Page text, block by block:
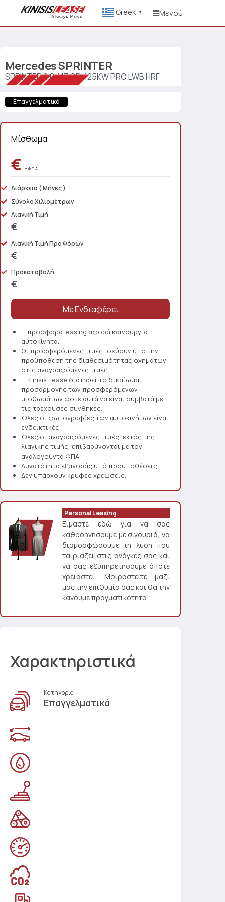
Greek ▼ Μενού
MercedesSPRINTER
SPRINTER 2.0 417 CDI 125KW PRO LWB HRF
Επαγγελματικά
Μίσθωμα
€ + Φ.Π.Α.
Διάρκεια ( Μήνες )
Σύνολο Χιλιομέτρων
Λιανική Τιμή
€
Λιανική Τιμή Προ Φόρων
€
Προκαταβολή
€
Η προσφορά leasing αφορά καινούργια
αυτοκίνητα.
Οι προσφερόμενες τιμές ισχύουν υπό την
προϋπόθεση της διαθεσιμότητας οχημάτων
στις αναγραφόμενες τιμές
Η Kinisis Lease διατηρεί το δικαίωμα
προσαρμογής των προσφερόμενων
μισθωμάτων ώστε αυτά να είναι συμβατά με
τις τρέχουσες συνθήκες.
Όλες οι φωτογραφίες των αυτοκινήτων είναι
ενδεικτικές.
Όλες οι αναγραφόμενες τιμές, εκτός της
λιανικής τιμής, επιβαρύνονται με τον
αναλογούντα ΦΠΑ.
Δυνατότητα εξαγοράς υπό προϋποθέσεις
Δεν υπάρχουν κρυφές χρεώσεις.
Personal Leasing
Είμαστε εδώ για να σας
καθοδηγήσουμε με σιγουριά, να
διαμορφώσουμε τη λύση που
ταιριάζει στις ανάγκες σας και
να σας εξυπηρετήσουμε όποτε
χρειαστεί. Μοιραστείτε μαζί
μας την επιθυμία σας και θα την
κάνουμε πραγματικότητα.
Χαρακτηριστικά
Κατηγορία
Επαγγελματικά